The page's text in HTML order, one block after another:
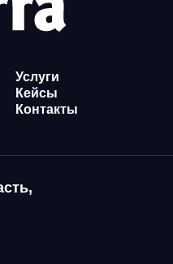
Услуги
Кейсы
Контакты